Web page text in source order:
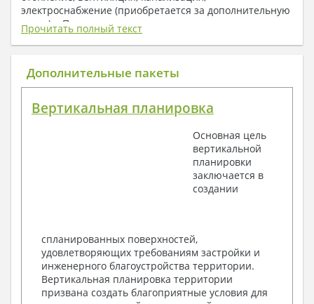
электроснабжение (приобретается за дополнительную
плату) + Пояснительная записка.
1. Архитектурный раздел:
Общие данные по проекту
Поэтажные маркировочные планы с
Разрезы и состав конструкций
Фасады с ведомостью внешних отделок
Элементы проемов – спецификация
Ведомость перемычек – сечения и
Архитектурные узлы в конструкциях
2. Конструктивный раздел:
Общие данные по проекту
Схемы расположения и расчеты фундаментов
Прочитать полный текст
Дополнительные пакеты
Вертикальная планировка
Основная цель
вертикальной
планировки
заключается в
создании
спланированных поверхностей,
удовлетворяющих требованиям застройки и
инженерного благоустройства территории.
Вертикальная планировка территории
призвана создать благоприятные условия для